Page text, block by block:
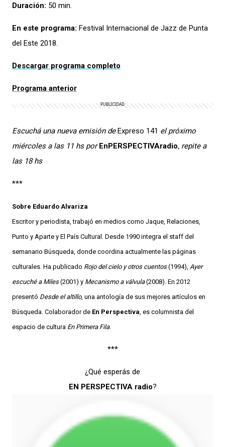
Duración: 50 min.
En este programa: Festival Internacional de Jazz de Punta
del Este 2018.
Descargar programa completo
Programa anterior
Escuchá una nueva emisión deExpreso 141 el próximo
miércoles a las 11 hs porEnPERSPECTIVAradio, repite a
las 18 hs
***
Sobre Eduardo Alvariza
Escritor y periodista, trabajó en medios como Jaque, Relaciones,
Punto y Aparte y El País Cultural. Desde 1990 integra el staff del
semanario Búsqueda, donde coordina actualmente las páginas
culturales. Ha publicado Rojo del cielo y otros cuentos(1994), Ayer
escuché a Miles(2001) y Mecanismo a válvula(2008). En 2012
presentó Desde el altillo, una antología de sus mejores artículos en
Búsqueda. Colaborador de En Perspectiva , es columnista del
espacio de cultura En Primera Fila.
***
¿Qué esperás de
EN PERSPECTIVA radio?